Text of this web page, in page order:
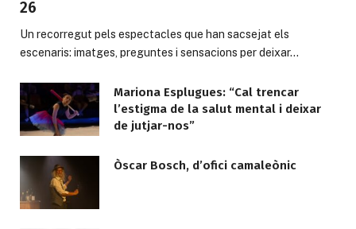
26
Un recorregut pels espectacles que han sacsejat els
escenaris: imatges, preguntes i sensacions per deixar…
Mariona Esplugues: “Cal trencar
l’estigma de la salut mental i deixar
de jutjar-nos”
Òscar Bosch, d’ofici camaleònic